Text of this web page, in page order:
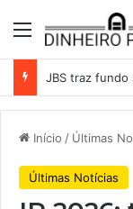
Menu
Início / Últimas
Últimas Notícias